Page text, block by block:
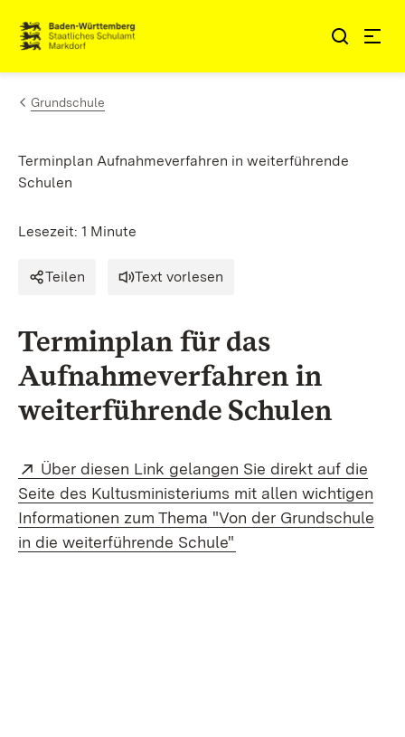
Zum Inhalt springen
Link zur Startseite
Grundschule
Terminplan Aufnahmeverfahren in weiterführende
Schulen
Lesezeit: 1 Minute
Teilen Text vorlesen
Terminplan für das
Aufnahmeverfahren in
weiterführende Schulen
Extern:
Über diesen Link gelangen Sie direkt auf die
Seite des Kultusministeriums mit allen wichtigen
Informationen zum Thema "Von der Grundschule
in die weiterführende Schule"